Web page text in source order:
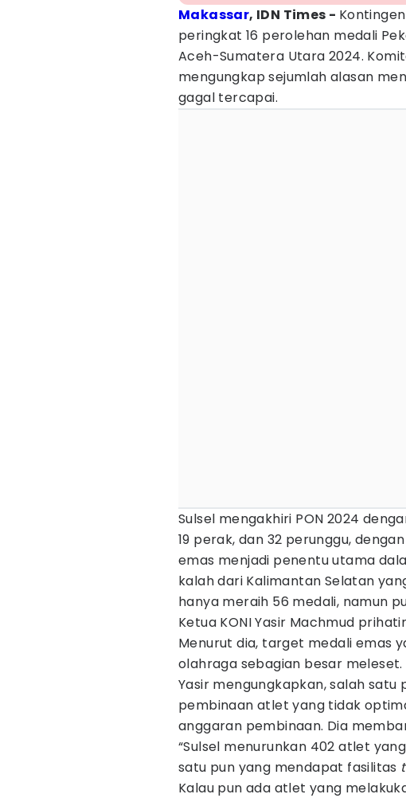
Makassar, IDN Times -
peringkat 16 perolehan medali
Aceh-Sumatera Utara 2024.
mengungkap sejumlah alasan
gagal tercapai.
Sulsel mengakhiri PON 2024
19 perak, dan 32 perunggu,
emas menjadi penentu utama
kalah dari Kalimantan Selatan
hanya meraih 56 medali, namun
Ketua KONI Yasir Machmud
Menurut dia, target medali emas
olahraga sebagian besar meleset.
Yasir mengungkapkan, salah
pembinaan atlet yang tidak
anggaran pembinaan. Dia
“Sulsel menurunkan 402 atlet
satu pun yang mendapat fasilitas
Kalau pun ada atlet yang